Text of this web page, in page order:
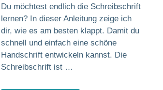
Du möchtest endlich die Schreibschrift
lernen? In dieser Anleitung zeige ich
dir, wie es am besten klappt. Damit du
schnell und einfach eine schöne
Handschrift entwickeln kannst. Die
Schreibschrift ist …